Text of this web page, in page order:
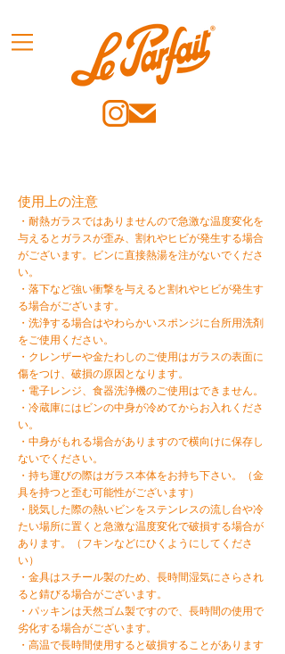
使用上の注意
・耐熱ガラスではありませんので急激な温度変化を
与えるとガラスが歪み、割れやヒビが発生する場合
がございます。ビンに直接熱湯を注がないでくださ
い。
・落下など強い衝撃を与えると割れやヒビが発生す
る場合がございます。
・洗浄する場合はやわらかいスポンジに台所用洗剤
をご使用ください。
・クレンザーや金たわしのご使用はガラスの表面に
傷をつけ、破損の原因となります。
・電子レンジ、食器洗浄機のご使用はできません。
・冷蔵庫にはビンの中身が冷めてからお入れくださ
い。
・中身がもれる場合がありますので横向けに保存し
ないでください。
・持ち運びの際はガラス本体をお持ち下さい。（金
具を持つと歪む可能性がございます）
・脱気した際の熱いビンをステンレスの流し台や冷
たい場所に置くと急激な温度変化で破損する場合が
あります。（フキンなどにひくようにしてくださ
い）
・金具はスチール製のため、長時間湿気にさらされ
ると錆びる場合がございます。
・パッキンは天然ゴム製ですので、長時間の使用で
劣化する場合がございます。
・高温で長時間使用すると破損することがあります